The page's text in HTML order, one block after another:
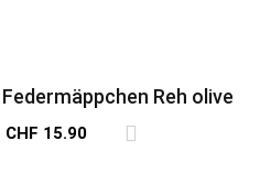
Reh olive
CHF 15.90